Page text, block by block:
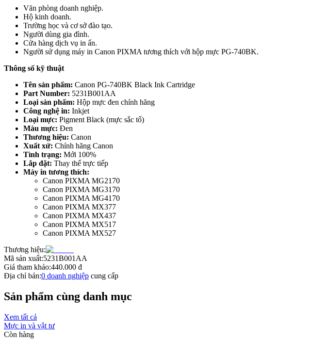
Văn phòng doanh nghiệp.
Hộ kinh doanh.
Trường học và cơ sở đào tạo.
Người dùng gia đình.
Cửa hàng dịch vụ in ấn.
Người sử dụng máy in Canon PIXMA tương thích với hộp mực PG-740BK.
Thông số kỹ thuật
Tên sản phẩm: Canon PG-740BK Black Ink Cartridge
Part Number: 5231B001AA
Loại sản phẩm: Hộp mực đen chính hãng
Công nghệ in: Inkjet
Loại mực: Pigment Black (mực sắc tố)
Màu mực: Đen
Thương hiệu: Canon
Xuất xứ: Chính hãng Canon
Tình trạng: Mới 100%
Lắp đặt: Thay thế trực tiếp
Máy in tương thích:
Canon PIXMA MG2170
Canon PIXMA MG3170
Canon PIXMA MG4170
Canon PIXMA MX377
Canon PIXMA MX437
Canon PIXMA MX517
Canon PIXMA MX527
Thương hiệu:
Mã sản xuất:5231B001AA
Giá tham khảo:440.000 đ
Địa chỉ bán:0 doanh nghiệp cung cấp
Sản phẩm cùng danh mục
Xem tất cả
Mực in và vật tư
Còn hàng